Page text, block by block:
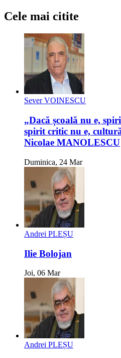
Cele mai citite
Sever VOINESCU
„Dacă școală nu e,
spirit critic nu e,
Nicolae MANOLESCU
Duminica, 24 Mar
Andrei PLEȘU
Ilie Bolojan
Joi, 06 Mar
Andrei PLEȘU